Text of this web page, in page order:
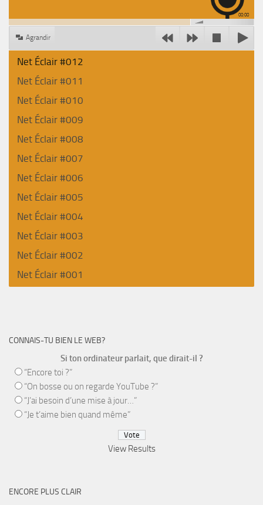
00:00
Agrandir
Net Éclair #012
Net Éclair #011
Net Éclair #010
Net Éclair #009
Net Éclair #008
Net Éclair #007
Net Éclair #006
Net Éclair #005
Net Éclair #004
Net Éclair #003
Net Éclair #002
Net Éclair #001
CONNAIS-TU BIEN LE WEB?
Si ton ordinateur parlait, que dirait-il ?
“Encore toi ?”
“On bosse ou on regarde YouTube ?”
“J’ai besoin d’une mise à jour…”
“Je t’aime bien quand même”
View Results
ENCORE PLUS CLAIR